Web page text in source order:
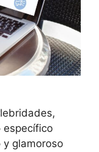
específico
glamoroso